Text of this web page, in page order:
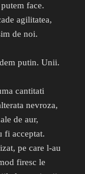
face.
agilitatea,
de noi.
putin. Unii.
cantitati
nevroza,
de aur,
fi acceptat.
pe care l-au
firesc le